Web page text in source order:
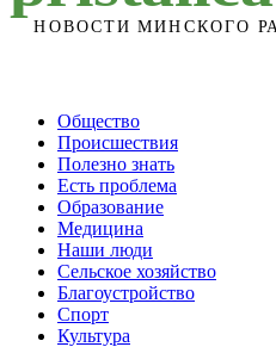
Общество
Происшествия
Полезно знать
Есть проблема
Образование
Медицина
Наши люди
Сельское хозяйство
Благоустройство
Спорт
Культура